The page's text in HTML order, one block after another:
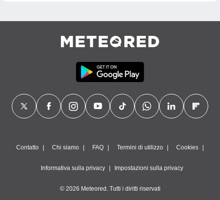
Contatto Chi siamo FAQ Termini di utilizzo Cookies
Informativa sulla privacy Impostazioni sulla privacy
© 2026 Meteored. Tutti i diritti riservati